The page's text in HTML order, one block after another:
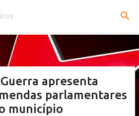
o conteúdo principal
apresenta
parlamentares
município